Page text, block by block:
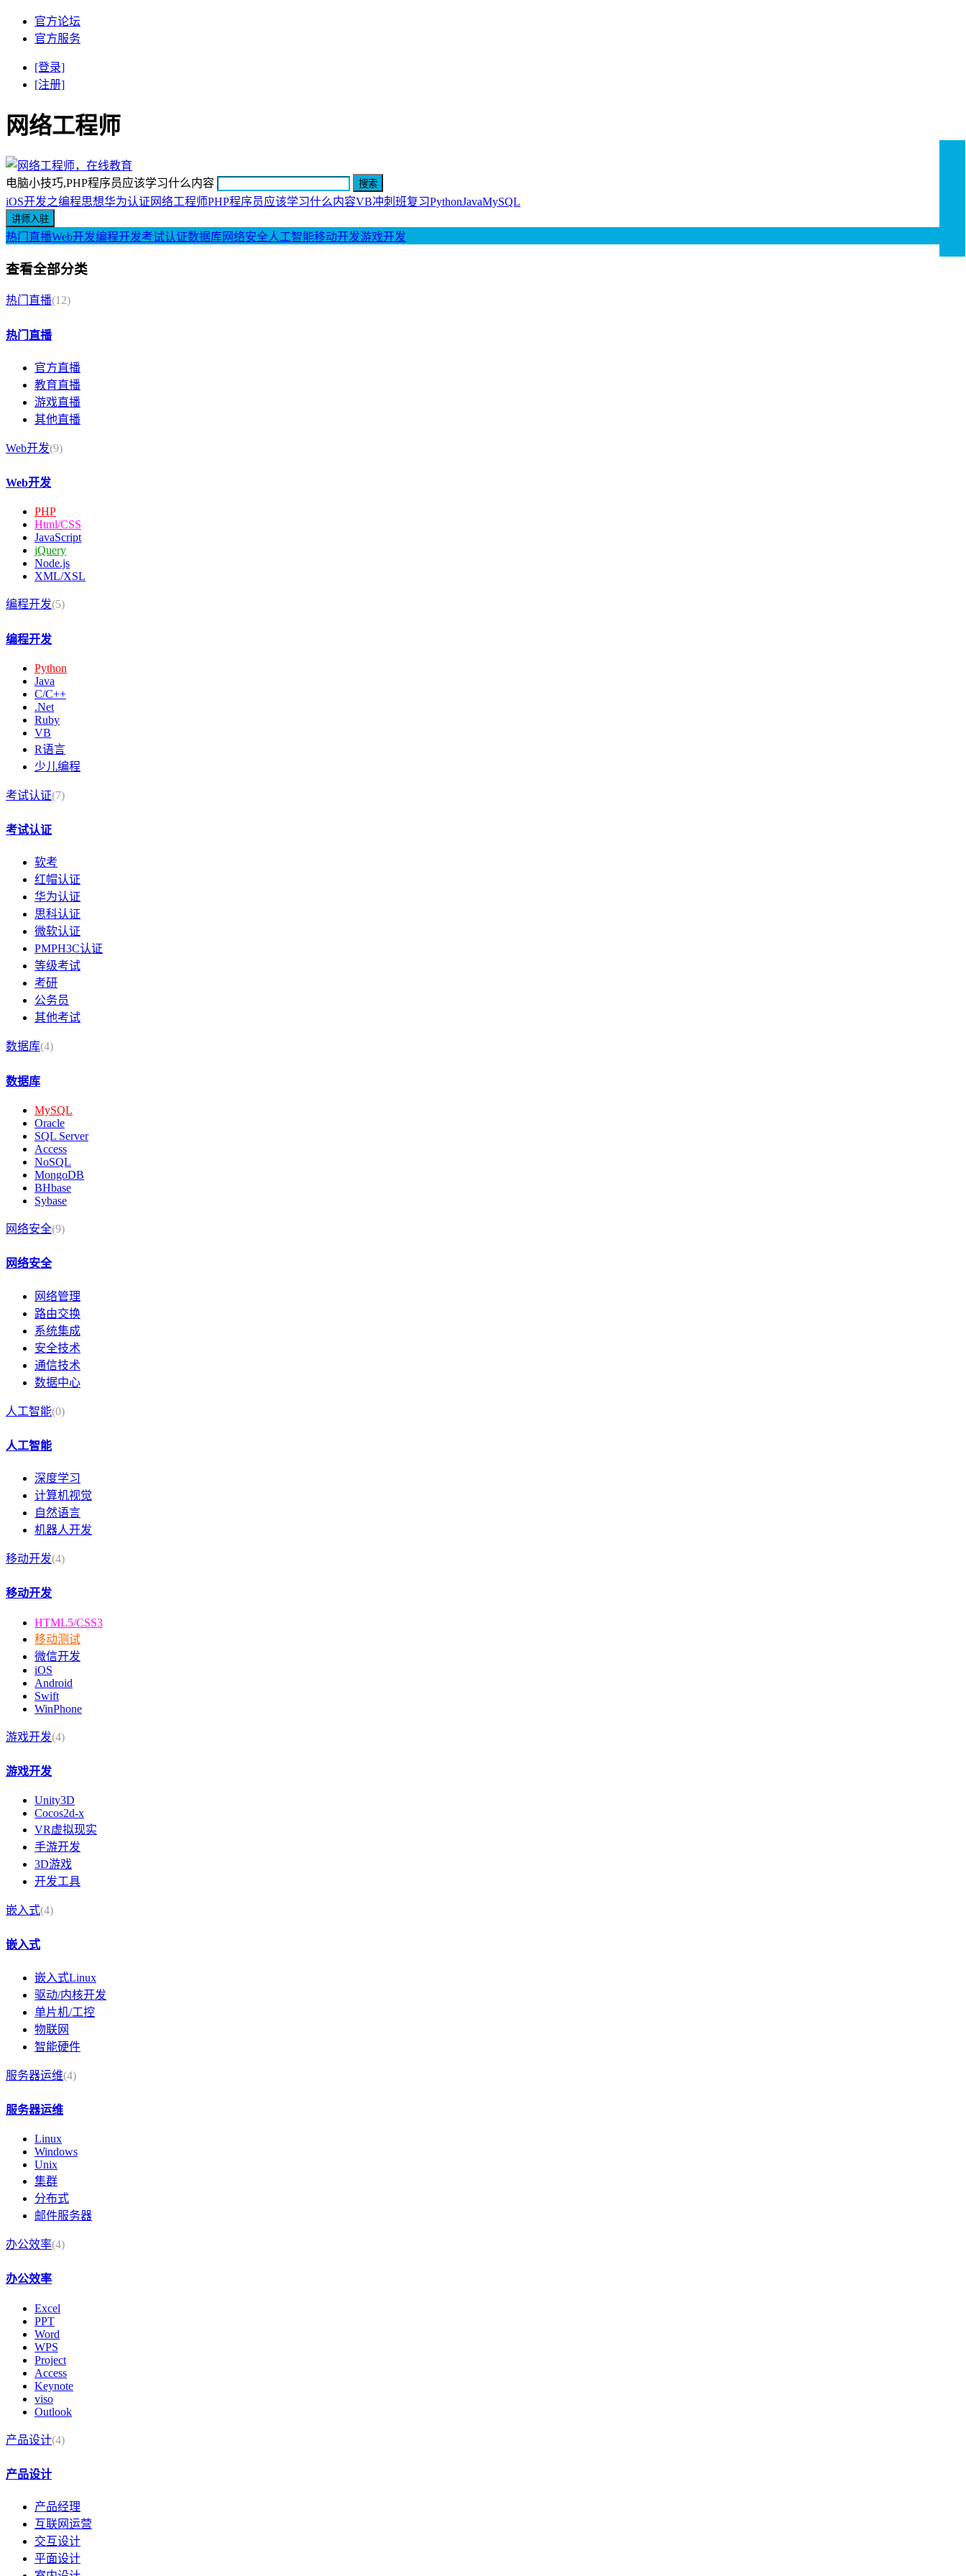
官方论坛
官方服务
[登录]
[注册]
网络工程师
电脑小技巧,PHP程序员应该学习什么内容
iOS开发之编程思想华为认证网络工程师PHP程序员应该学习什么内容VB冲刺班复习PythonJavaMySQL
热门直播Web开发编程开发考试认证数据库网络安全人工智能移动开发游戏开发
查看全部分类
热门直播(12)
热门直播
官方直播
教育直播
游戏直播
其他直播
Web开发(9)
Web开发
PHP
Html/CSS
JavaScript
jQuery
Node.js
XML/XSL
编程开发(5)
编程开发
Python
Java
C/C++
.Net
Ruby
VB
R语言
少儿编程
考试认证(7)
考试认证
软考
红帽认证
华为认证
思科认证
微软认证
PMPH3C认证
等级考试
考研
公务员
其他考试
数据库(4)
数据库
MySQL
Oracle
SQL Server
Access
NoSQL
MongoDB
BHbase
Sybase
网络安全(9)
网络安全
网络管理
路由交换
系统集成
安全技术
通信技术
数据中心
人工智能(0)
人工智能
深度学习
计算机视觉
自然语言
机器人开发
移动开发(4)
移动开发
HTML5/CSS3
移动测试
微信开发
iOS
Android
Swift
WinPhone
游戏开发(4)
游戏开发
Unity3D
Cocos2d-x
VR虚拟现实
手游开发
3D游戏
开发工具
嵌入式(4)
嵌入式
嵌入式Linux
驱动/内核开发
单片机/工控
物联网
智能硬件
服务器运维(4)
服务器运维
Linux
Windows
Unix
集群
分布式
邮件服务器
办公效率(4)
办公效率
Excel
PPT
Word
WPS
Project
Access
Keynote
viso
Outlook
产品设计(4)
产品设计
产品经理
互联网运营
交互设计
平面设计